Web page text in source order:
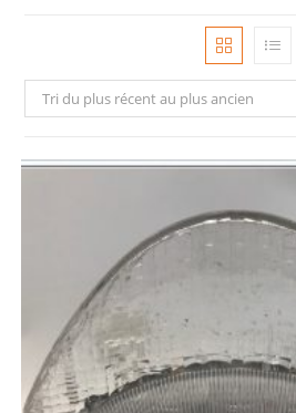
Tri du plus récent au plus ancien